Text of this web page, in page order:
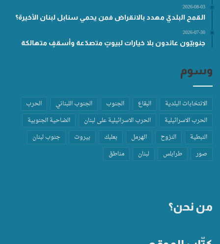
2026-08-03
القمح البلديّ مهدد بالانقراض فمن يحمي سنابل لبنان الأخيرة؟
2026-07-30
جنوبيّون عائدون بلا خيارات لبيوتٍ متصدّعة وأسقفٍ متهالكة
وسوم
الانتخابات البلدية البقاع الجنوب الجنوب اللبناني
الحرب
الحرب الاسرائيلية
الحرب الاسرائيلية على لبنان
الضاحية الجنوبية
النبطية
النزوح الهرمل بعلبك بيروت
جنوب لبنان
صور
طرابلس لبنان مناطق
من نحن؟